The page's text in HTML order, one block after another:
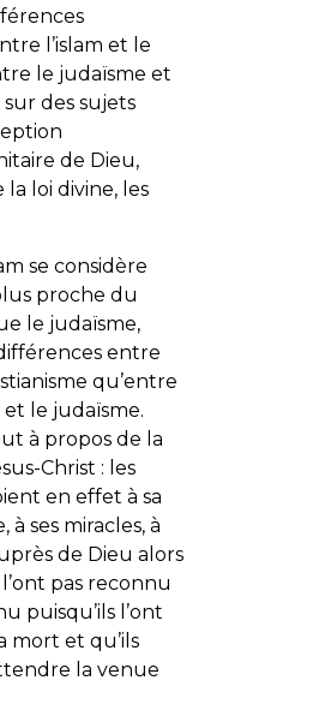
l’islam et le
le judaïsme et
sur des sujets
de Dieu,
la loi divine, les
se considère
proche du
le judaïsme,
entre
qu’entre
et le judaïsme.
à propos de la
Christ : les
en effet à sa
ses miracles, à
de Dieu alors
pas reconnu
puisqu’ils l’ont
mort et qu’ils
la venue